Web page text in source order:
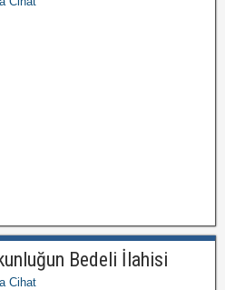
Bedeli İlahisi
Cihat